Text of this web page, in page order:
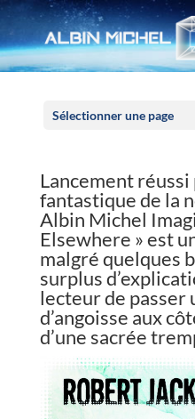
Sélectionner une page
Lancement
fantastique de la
Albin Michel
Elsewhere » est
malgré quelques
surplus
lecteur de passer
d’angoisse aux
d’une sacrée
Panneau de gestion des cookies